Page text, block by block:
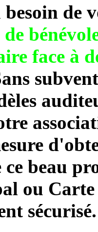
de
de
face à
beau
ou